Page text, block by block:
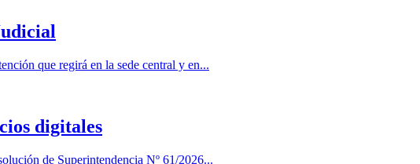
que regirá en la sede central y en...
digitales
de Superintendencia Nº 61/2026...